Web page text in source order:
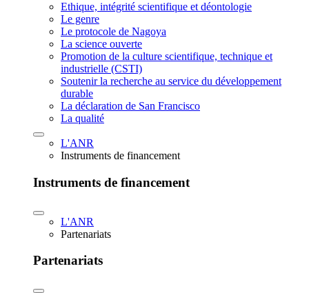
Ethique, intégrité scientifique et déontologie
Le genre
Le protocole de Nagoya
La science ouverte
Promotion de la culture scientifique, technique et
industrielle (CSTI)
Soutenir la recherche au service du développement
durable
La déclaration de San Francisco
La qualité
L'ANR
Instruments de financement
Instruments de financement
L'ANR
Partenariats
Partenariats